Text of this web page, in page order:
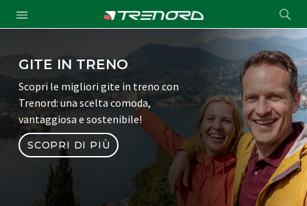
a
Submit
GITE IN TRENO
Scopri le migliori gite in treno con
Trenord: una scelta comoda,
vantaggiosa e sostenibile!
SCOPRI DI PIÙ